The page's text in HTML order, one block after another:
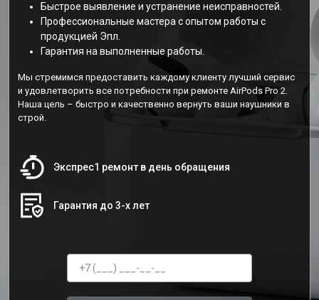
Быстрое выявление и устранение неисправностей.
Профессиональные мастера с опытом работы с
продукцией Эпл.
Гарантия на выполненные работы.
Мы стремимся предоставить каждому клиенту лучший сервис
и удовлетворить все потребности при ремонте AirPods Pro 2.
Наша цель – быстро и качественно вернуть ваши наушники в
строй.
Экспрес1 ремонт в день обращения
Гарантия до 3-х лет